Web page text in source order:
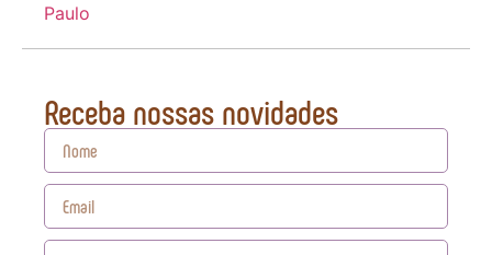
Paulo
Receba nossas novidades